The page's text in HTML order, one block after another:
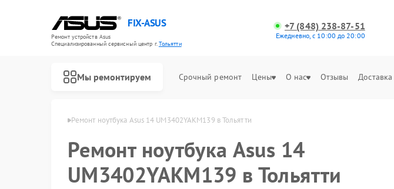
FIX-ASUS
Ремонт устройств Asus
Специализированный cервисный центр г.Тольятти
+7 (848) 238-87-51
Ежедневно, с 10:00 до 20:00
Мы ремонтируем Срочный ремонт Цены О нас Отзывы Доставка
Ремонт ноутбука Asus 14 UM3402YAKM139 в Тольятти
Ремонт ноутбука Asus 14
UM3402YAKM139 в Тольятти